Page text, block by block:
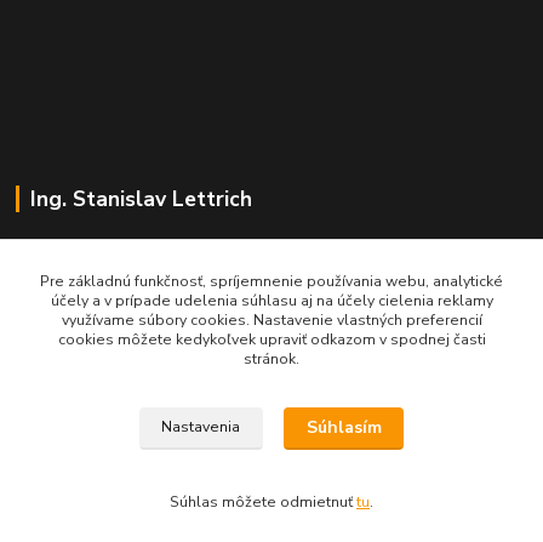
Ing. Stanislav Lettrich
+421 905 545 198
NONSTOP
Pre základnú funkčnosť, spríjemnenie používania webu, analytické
účely a v prípade udelenia súhlasu aj na účely cielenia reklamy
využívame súbory cookies. Nastavenie vlastných preferencií
cookies môžete kedykoľvek upraviť odkazom v spodnej časti
stránok.
Nastavenia Súhlasím
Súhlas môžete odmietnuťtu.